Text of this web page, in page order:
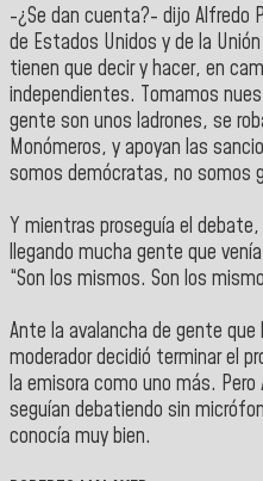
-¿Se dan cuenta?- dijo Alfredo
de Estados Unidos y de la
tienen que decir y hacer, en
independientes. Tomamos
gente son unos ladrones, se
Monómeros, y apoyan las
somos demócratas, no somos
Y mientras proseguía el
llegando mucha gente que
“Son los mismos. Son los
Ante la avalancha de gente que
moderador decidió terminar el
la emisora como uno más. Pero
seguían debatiendo sin
conocía muy bien.